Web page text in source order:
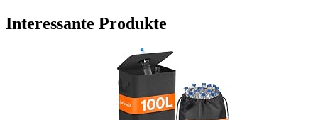
Interessante Produkte